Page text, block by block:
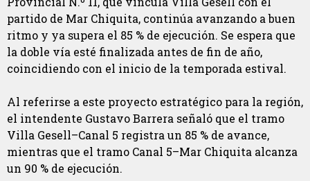
partido de Mar Chiquita, continúa avanzando a buen
ritmo y ya supera el 85 % de ejecución. Se espera que
la doble vía esté finalizada antes de fin de año,
coincidiendo con el inicio de la temporada estival.
Al referirse a este proyecto estratégico para la región,
el intendente Gustavo Barrera señaló que el tramo
Villa Gesell–Canal 5 registra un 85 % de avance,
mientras que el tramo Canal 5–Mar Chiquita alcanza
un 90 % de ejecución.